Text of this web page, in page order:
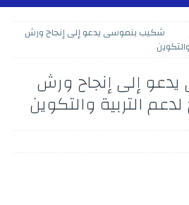
شكيب بنموسى يدعو إلى إنجاح ورش
إلى إنجاح ورش
لدعم التربية والتكوين